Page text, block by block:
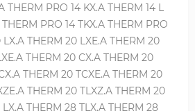
THERM PRO 14 KX.A THERM 14 L
PRO 14 TKX.A THERM PRO
LX.A THERM 20 LXE.A THERM 20
THERM 20 CX.A THERM 20
THERM 20 TCXE.A THERM 20
THERM 20 TLXZ.A THERM 20
THERM 28 TLX.A THERM 28